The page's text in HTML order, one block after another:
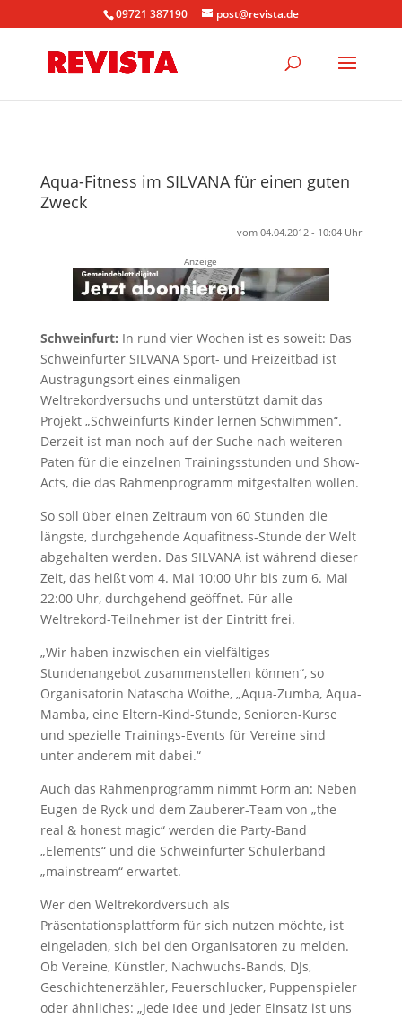
09721 387190 post@revista.de
Aqua-Fitness im SILVANA für einen guten
Zweck
vom 04.04.2012 - 10:04 Uhr
Anzeige
Schweinfurt: In rund vier Wochen ist es soweit: Das
Schweinfurter SILVANA Sport- und Freizeitbad ist
Austragungsort eines einmaligen
Weltrekordversuchs und unterstützt damit das
Projekt „Schweinfurts Kinder lernen Schwimmen“.
Derzeit ist man noch auf der Suche nach weiteren
Paten für die einzelnen Trainingsstunden und Show-
Acts, die das Rahmenprogramm mitgestalten wollen.
So soll über einen Zeitraum von 60 Stunden die
längste, durchgehende Aquafitness-Stunde der Welt
abgehalten werden. Das SILVANA ist während dieser
Zeit, das heißt vom 4. Mai 10:00 Uhr bis zum 6. Mai
22:00 Uhr, durchgehend geöffnet. Für alle
Weltrekord-Teilnehmer ist der Eintritt frei.
„Wir haben inzwischen ein vielfältiges
Stundenangebot zusammenstellen können“, so
Organisatorin Natascha Woithe, „Aqua-Zumba, Aqua-
Mamba, eine Eltern-Kind-Stunde, Senioren-Kurse
und spezielle Trainings-Events für Vereine sind
unter anderem mit dabei.“
Auch das Rahmenprogramm nimmt Form an: Neben
Eugen de Ryck und dem Zauberer-Team von „the
real & honest magic“ werden die Party-Band
„Elements“ und die Schweinfurter Schülerband
„mainstream“ erwartet.
Wer den Weltrekordversuch als
Präsentationsplattform für sich nutzen möchte, ist
eingeladen, sich bei den Organisatoren zu melden.
Ob Vereine, Künstler, Nachwuchs-Bands, DJs,
Geschichtenerzähler, Feuerschlucker, Puppenspieler
oder ähnliches: „Jede Idee und jeder Einsatz ist uns